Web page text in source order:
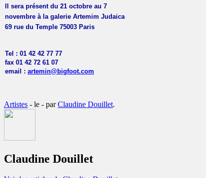
Il sera présent du 21 octobre au 7
novembre à la galerie Artemim Judaica
69 rue du Temple 75003 Paris
Tel : 01 42 42 77 77
fax 01 42 72 61 07
email : artemin@bigfoot.com
Artistes - le - parClaudine Douillet.
Claudine Douillet